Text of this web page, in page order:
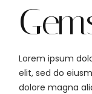
Lorem ipsum
elit, sed do
dolore magna